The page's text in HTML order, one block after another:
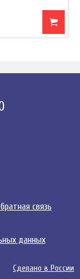
связь
данных
Сделано в России